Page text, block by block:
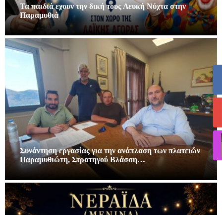
Τα παιδιά εχουν την δική τους Λευκή Νύχτα στην
Παραμυθιά
Συνάντηση εργασίας για την ανάπλαση των πλατειών
Παραμυθιώτη, Στρατηγού Βλάσση…